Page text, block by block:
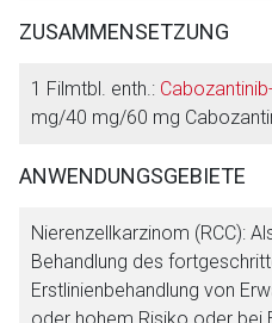
ZUSAMMENSETZUNG
1 Filmtbl. enth.:
mg/40 mg/60 mg
ANWENDUNGSGEBIETE
Nierenzellkarzinom (RCC):
Behandlung des
Erstlinienbehandlung von